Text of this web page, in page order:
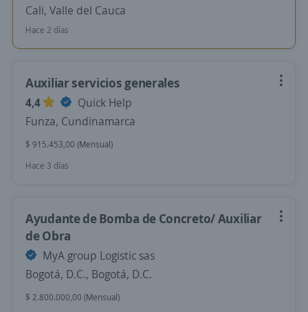
Cali, Valle del Cauca
Hace 2 días
Auxiliar servicios generales
4,4
Quick Help
Funza, Cundinamarca
$ 915.453,00 (Mensual)
Hace 3 días
Ayudante de Bomba de Concreto/ Auxiliar
de Obra
MyA group Logistic sas
Bogotá, D.C., Bogotá, D.C.
$ 2.800.000,00 (Mensual)